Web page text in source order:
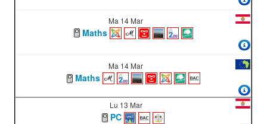
Ma 14 Mar
Maths
Ma 14 Mar
Maths
Lu 13 Mar
PC